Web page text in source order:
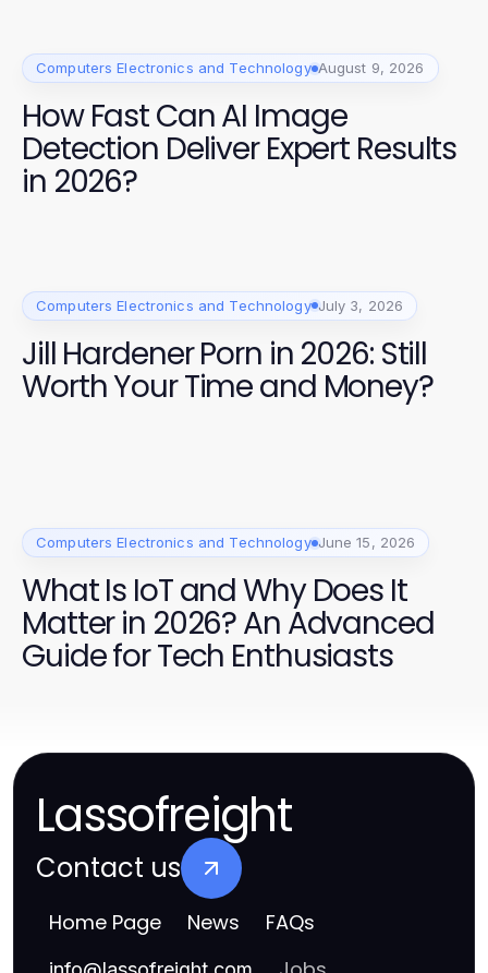
Computers Electronics and Technology August 9, 2026
How Fast Can AI Image
Detection Deliver Expert Results
in 2026?
Computers Electronics and Technology July 3, 2026
Jill Hardener Porn in 2026: Still
Worth Your Time and Money?
Computers Electronics and Technology June 15, 2026
What Is IoT and Why Does It
Matter in 2026? An Advanced
Guide for Tech Enthusiasts
Lassofreight
Contact us
Home Page News FAQs